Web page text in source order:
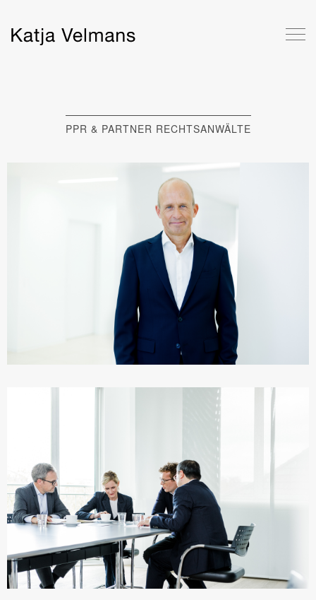
PPR & PARTNER RECHTSANWÄLTE